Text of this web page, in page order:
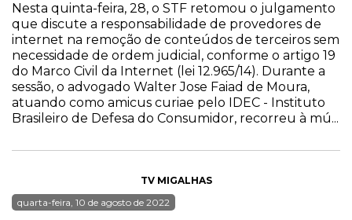
Nesta quinta-feira, 28, o STF retomou o julgamento
que discute a responsabilidade de provedores de
internet na remoção de conteúdos de terceiros sem
necessidade de ordem judicial, conforme o artigo 19
do Marco Civil da Internet (lei 12.965/14). Durante a
sessão, o advogado Walter Jose Faiad de Moura,
atuando como amicus curiae pelo IDEC - Instituto
Brasileiro de Defesa do Consumidor, recorreu à mú...
TV MIGALHAS
quarta-feira, 10 de agosto de 2022